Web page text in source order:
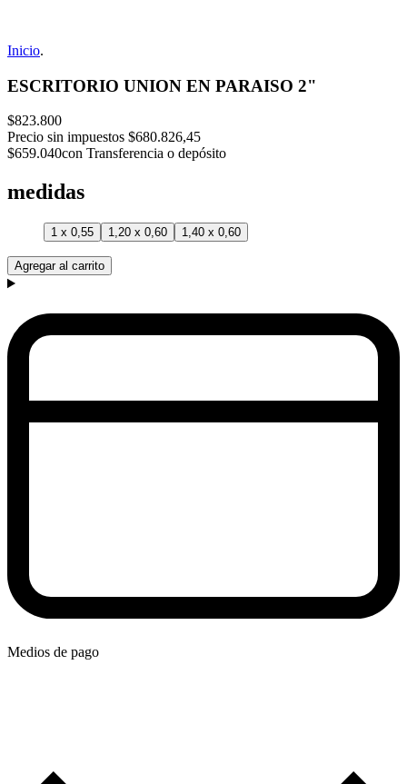
Inicio.
ESCRITORIO UNION EN PARAISO 2"
$823.800
Precio sin impuestos $680.826,45
$659.040con Transferencia o depósito
medidas
1 x 0,55 1,20 x 0,60 1,40 x 0,60
Agregar al carrito
Medios de pago